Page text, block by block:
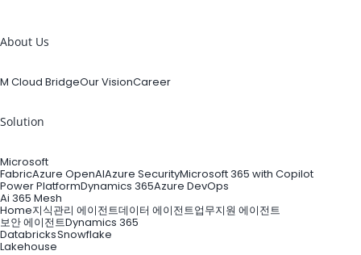
About Us
M Cloud BridgeOur VisionCareer
Solution
Microsoft
FabricAzure OpenAIAzure SecurityMicrosoft 365 with Copilot
Power PlatformDynamics 365Azure DevOps
Ai 365 Mesh
Home지식관리 에이전트데이터 에이전트업무지원 에이전트
보안 에이전트Dynamics 365
Databricks
Lakehouse
Snowflake